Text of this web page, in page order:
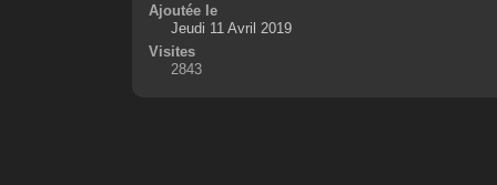
Ajoutée le
Jeudi 11 Avril 2019
Visites
2843